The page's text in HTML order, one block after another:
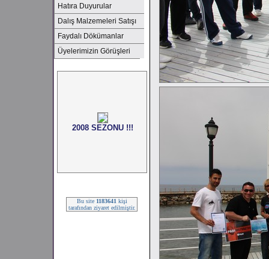
Hatıra Duyurular
Dalış Malzemeleri Satışı
Faydalı Dökümanlar
Üyelerimizin Görüşleri
2008 SEZONU !!!
Bu site 1183641 kişi
tarafından ziyaret edilmiştir.